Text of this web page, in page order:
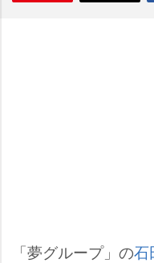
「夢グループ」の石